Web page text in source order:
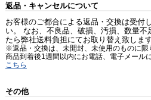
返品・キャンセルについて
お客様のご都合による返品・交換は受付
い。 なお、不良品、破損、汚損、数量不
たら弊社送料負担にてお取り替え致します
※返品・交換は、未開封、未使用のものに限
商品到着後1週間以内にお電話、電子メール
こちら
その他